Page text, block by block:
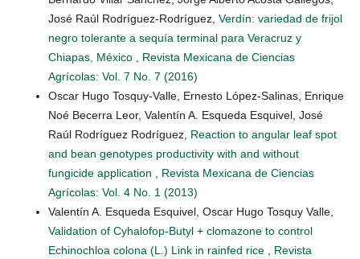
José Raúl Rodríguez-Rodríguez, Verdín: variedad de frijol
negro tolerante a sequía terminal para Veracruz y
Chiapas, México
Revista Mexicana de Ciencias
Agrícolas: Vol. 7 No. 7 (2016)
Oscar Hugo Tosquy-Valle, Ernesto López-Salinas, Enrique
Noé Becerra Leor, Valentín A. Esqueda Esquivel, José
Raúl Rodríguez Rodríguez, Reaction to angular leaf spot
and bean genotypes productivity with and without
fungicide application
Revista Mexicana de Ciencias
Agrícolas: Vol. 4 No. 1 (2013)
Valentín A. Esqueda Esquivel, Oscar Hugo Tosquy Valle,
Validation of Cyhalofop-Butyl + clomazone to control
Echinochloa colona (L.) Link in rainfed rice
Revista